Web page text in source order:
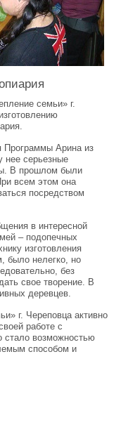
семьи» г.
Программы Арина из
нее серьезные
В прошлом были
всем этом она
посредством
в интересной
– подопечных
изготовления
было нелегко, но
без
свое творение. В
деревцев.
г. Череповца активно
работе с
возможностью
способом и